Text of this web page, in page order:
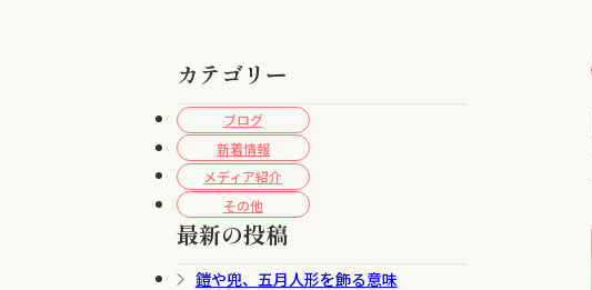
カテゴリー
ブログ
新着情報
メディア紹介
その他
最新の投稿
鎧や兜、五月人形を飾る意味